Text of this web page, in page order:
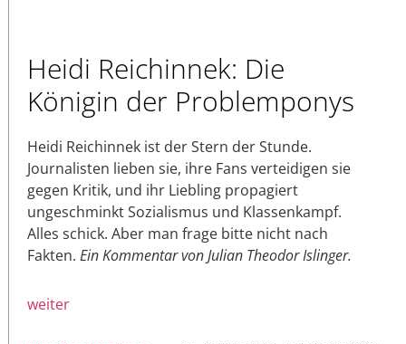
Heidi Reichinnek: Die
Königin der Problemponys
Heidi Reichinnek ist der Stern der Stunde.
Journalisten lieben sie, ihre Fans verteidigen sie
gegen Kritik, und ihr Liebling propagiert
ungeschminkt Sozialismus und Klassenkampf.
Alles schick. Aber man frage bitte nicht nach
Fakten. Ein Kommentar von Julian Theodor Islinger.
weiter